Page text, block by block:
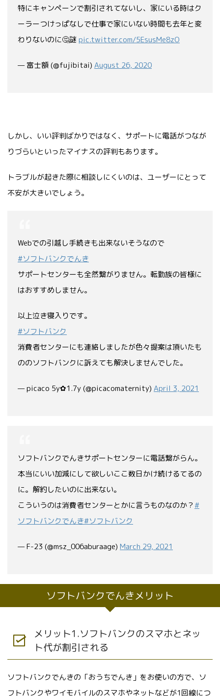
特にキャンペーンで割引されてないし、家にいる時はク
ーラーつけっぱなしで仕事で家にいない時間も去年と変
わりないのに🤔謎 pic.twitter.com/5EsusMe8zO
— 富士額 (@fujibitai) August 26, 2020
しかし、いい評判ばかりではなく、サポートに電話がつなが
りづらいといったマイナスの評判もあります。
トラブルが起きた際に相談しにくいのは、ユーザーにとって
不安が大きいでしょう。
Webでの引越し手続きも出来ないそうなので
#ソフトバンクでんき
サポートセンターも全然繋がりません。転勤族の皆様に
はおすすめしません。
以上泣き寝入りです。
#ソフトバンク
消費者センターにも連絡しましたが色々提案は頂いたも
ののソフトバンクに訴えても解決しませんでした。
— picaco 5y✿1.7y (@picacomaternity) April 3, 2021
ソフトバンクでんきサポートセンターに電話繋がらん。
本当にいい加減にして欲しいここ数日かけ続けるてるの
に。解約したいのに出来ない。
こういうのは消費者センターとかに言うものなのか？#
ソフトバンクでんき#ソフトバンク
— F-23 (@msz_006aburaage) March 29, 2021
ソフトバンクでんきメリット
メリット1.ソフトバンクのスマホとネッ
ト代が割引される
ソフトバンクでんきの「おうちでんき」をお使いの方で、ソ
フトバンクやワイモバイルのスマホやネットなどが1回線につ